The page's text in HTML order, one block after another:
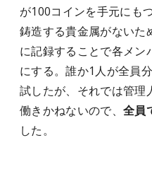
が100コインを手元にも
鋳造する貴金属がないた
に記録することで各メン
にする。誰か1人が全員
試したが、それでは管理
働きかねないので、 全員
した。